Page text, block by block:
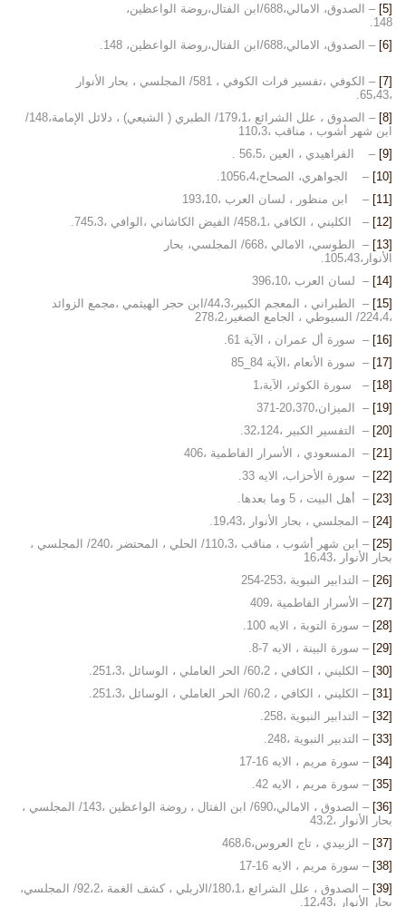
[5]
– الصدوق، الامالي،688/ابن الفتال،روضة الواعظين،
148.
[6]
[7]
– الكوفي ،تفسير فرات الكوفي ، 581/ المجلسي ، بحار الأنوار
،65،43.
[8]
– الصدوق ، علل الشرائع ،179،1/ الطبري ( الشيعي) ، دلائل الإمامة،148/
ابن شهر أشوب ، مناقب ،110،3
[9]
– الفراهيدي ، العين ،56،5 .
[10]
– الجواهري، الصحاح،1056،4.
[11]
– ابن منظور ، لسان العرب ،193،10
[12]
– الكليني ، الكافي ،458،1/ الفيض الكاشاني ،الوافي ،745،3.
[13]
– الطوسي، الامالي ،668/ المجلسي، بحار
الأنوار،105،43.
[14]
– لسان العرب ،396،10
[15]
– الطبراني ، المعجم الكبير،44،3/ابن حجر الهيثمي ،مجمع الزوائد
،224،4/ السيوطي ، الجامع الصغير،278،2
[16]
– سورة أل عمران ، الآية 61.
[17]
– سورة الأنعام ،الآية 84_85
[18]
– سورة الكوثر، الآية،1
[19]
– الميزان،20،370-371
[20]
– التفسير الكبير ،32،124.
[21]
– المسعودي ، الأسرار الفاطمية ،406
[22]
– سورة الأحزاب، الايه 33.
[23]
– أهل البيت ، 5 وما بعدها.
[24]
– المجلسي ، بحار الأنوار ،19،43.
[25]
– ابن شهر أشوب ، مناقب ،110،3/ الحلي ، المحتضر ،240/ المجلسي ،
بحار الأنوار ،16،43
[26]
– التدابير النبوية ،253-254
[27]
– الأسرار الفاطمية ،409
[28]
– سورة التوبة ، الايه 100.
[29]
– سورة البينة ، الايه 7-8.
[30]
– الكليني ، الكافي ، 60،2/ الحر العاملي ، الوسائل ،251،3.
[31]
– الكليني ، الكافي ، 60،2/ الحر العاملي ، الوسائل ،251،3.
[32]
– التدابير النبوية ،258.
[33]
– التدبير النبوية ،248.
[34]
– سورة مريم ، الايه 16-17
[35]
– سورة مريم ، الايه 42.
[36]
– الصدوق ، الامالي،690/ ابن الفتال ، روضة الواعظين ،143/ المجلسي ،
بحار الأنوار ،43،2
[37]
– الزبيدي ، تاج العروس،468،6
[38]
– سورة مريم ، الايه 16-17
[39]
– الصدوق ، علل الشرائع ،180،1/الاربلي ، كشف الغمة ،92،2/ المجلسي،
بحار الأنوار ،12،43.